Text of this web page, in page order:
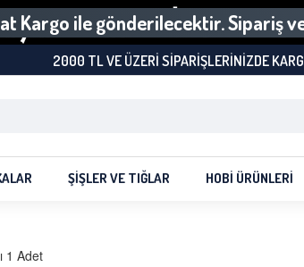
Kargo ile gönderilecektir. Sipariş
2000 TL VE ÜZERI SIPARIŞLERINIZDE
ŞIŞLER VE TIĞLAR HOBI ÜRÜNLERI